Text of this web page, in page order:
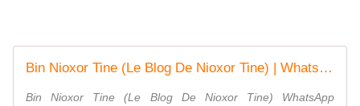
Bin Nioxor Tine (Le Blog De Nioxor Tine) | WhatsApp Channel
Bin Nioxor Tine (Le Blog De Nioxor Tine) WhatsApp